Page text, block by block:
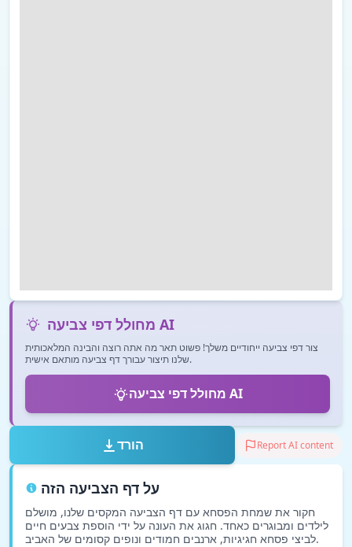
מחולל דפי צביעה AI
צור דפי צביעה ייחודיים משלך! פשוט תאר מה אתה רוצה והבינה המלאכותית
שלנו תיצור עבורך דף צביעה מותאם אישית.
מחולל דפי צביעה AI
הורד Report AI content
על דף הצביעה הזה
חקור את שמחת הפסחא עם דף הצביעה המקסים שלנו, מושלם
לילדים ומבוגרים כאחד. חגוג את העונה על ידי הוספת צבעים חיים
לביצי פסחא חגיגיות, ארנבים חמודים ונופים קסומים של האביב.